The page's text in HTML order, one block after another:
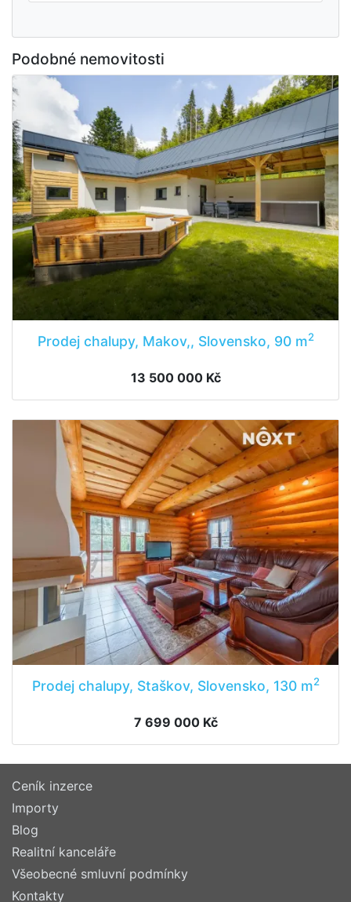
Podobné nemovitosti
Prodej chalupy, Makov,, Slovensko, 90 m2
13 500 000 Kč
Prodej chalupy, Staškov, Slovensko, 130 m2
7 699 000 Kč
Ceník inzerce
Importy
Blog
Realitní kanceláře
Všeobecné smluvní podmínky
Kontakty